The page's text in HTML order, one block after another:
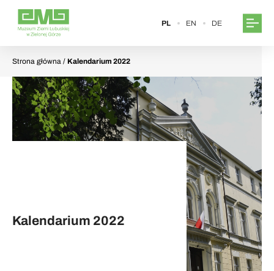
PL EN DE
Strona główna / Kalendarium 2022
Kalendarium 2022